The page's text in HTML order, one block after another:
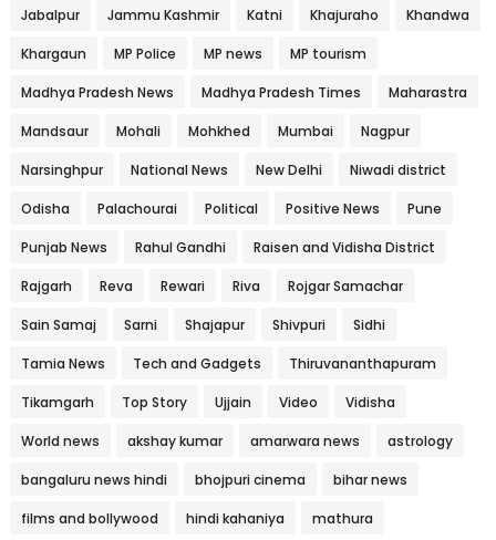
Jabalpur Jammu Kashmir Katni Khajuraho Khandwa
Khargaun MP Police MP news MP tourism
Madhya Pradesh News Madhya Pradesh Times Maharastra
Mandsaur Mohali Mohkhed Mumbai Nagpur
Narsinghpur National News New Delhi Niwadi district
Odisha Palachourai Political Positive News Pune
Punjab News Rahul Gandhi Raisen and Vidisha District
Rajgarh Reva Rewari Riva Rojgar Samachar
Sain Samaj Sarni Shajapur Shivpuri Sidhi
Tamia News Tech and Gadgets Thiruvananthapuram
Tikamgarh Top Story Ujjain Video Vidisha
World news akshay kumar amarwara news astrology
bangaluru news hindi bhojpuri cinema bihar news
films and bollywood hindi kahaniya mathura